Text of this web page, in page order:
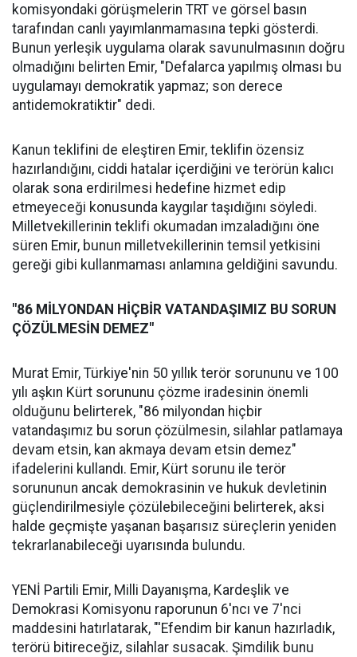
komisyondaki görüşmelerin TRT ve görsel basın
tarafından canlı yayımlanmamasına tepki gösterdi.
Bunun yerleşik uygulama olarak savunulmasının doğru
olmadığını belirten Emir, "Defalarca yapılmış olması bu
uygulamayı demokratik yapmaz; son derece
antidemokratiktir" dedi.
Kanun teklifini de eleştiren Emir, teklifin özensiz
hazırlandığını, ciddi hatalar içerdiğini ve terörün kalıcı
olarak sona erdirilmesi hedefine hizmet edip
etmeyeceği konusunda kaygılar taşıdığını söyledi.
Milletvekillerinin teklifi okumadan imzaladığını öne
süren Emir, bunun milletvekillerinin temsil yetkisini
gereği gibi kullanmaması anlamına geldiğini savundu.
"86 MİLYONDAN HİÇBİR VATANDAŞIMIZ BU SORUN
ÇÖZÜLMESİN DEMEZ"
Murat Emir, Türkiye'nin 50 yıllık terör sorununu ve 100
yılı aşkın Kürt sorununu çözme iradesinin önemli
olduğunu belirterek, "86 milyondan hiçbir
vatandaşımız bu sorun çözülmesin, silahlar patlamaya
devam etsin, kan akmaya devam etsin demez"
ifadelerini kullandı. Emir, Kürt sorunu ile terör
sorununun ancak demokrasinin ve hukuk devletinin
güçlendirilmesiyle çözülebileceğini belirterek, aksi
halde geçmişte yaşanan başarısız süreçlerin yeniden
tekrarlanabileceği uyarısında bulundu.
YENİ Partili Emir, Milli Dayanışma, Kardeşlik ve
Demokrasi Komisyonu raporunun 6'ncı ve 7'nci
maddesini hatırlatarak, "'Efendim bir kanun hazırladık,
terörü bitireceğiz, silahlar susacak. Şimdilik bunu